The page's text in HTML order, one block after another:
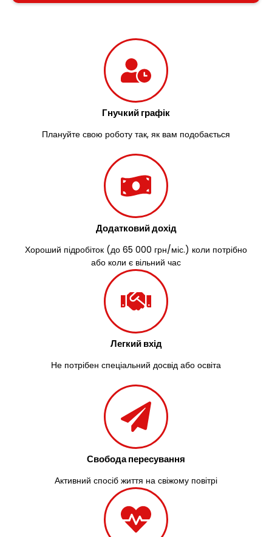
Гнучкий графік
Плануйте свою роботу так, як вам подобається
Додатковий дохід
Хороший підробіток (до 65 000 грн/міс.) коли потрібно
або коли є вільний час
Легкий вхід
Не потрібен спеціальний досвід або освіта
Свобода пересування
Активний спосіб життя на свіжому повітрі